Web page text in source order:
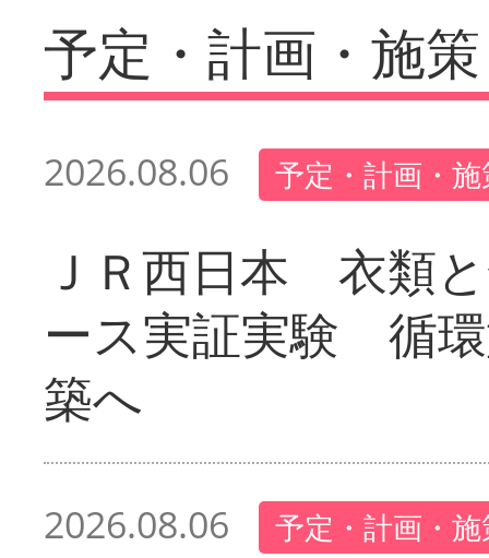
予定・計画・施策
2026.08.06 予定・計画・
ＪＲ西日本 衣類
ース実証実験 循
築へ
2026.08.06 予定・計画・